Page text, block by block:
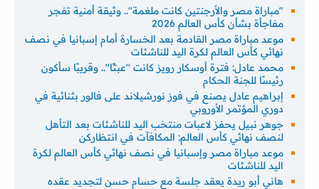
"مباراة مصر والأرجنتين كانت ملغمة".. وثيقة أمنية تفجر
مفاجأة بشأن كأس العالم 2026
موعد مباراة مصر القادمة بعد الخسارة أمام إسبانيا في نصف
نهائي كأس العالم لكرة اليد للناشئات
محمد عادل: فترة أوسكار رويز كانت "عبثًا".. وقريبًا سأكون
رئيسًا للجنة الحكام
إبراهيم عادل يصنع في فوز نورشيلاند على فالور بثنائية في
دوري المؤتمر الأوروبي
جوهر نبيل يحفز لاعبات منتخب اليد للناشئات بعد التأهل
لنصف نهائي كأس العالم: المكافآت في انتظاركن
موعد مباراة مصر وإسبانيا في نصف نهائي كأس العالم لكرة
اليد للناشئات
هاني أبو ريدة يعقد جلسة مع حسام حسن لتجديد عقده